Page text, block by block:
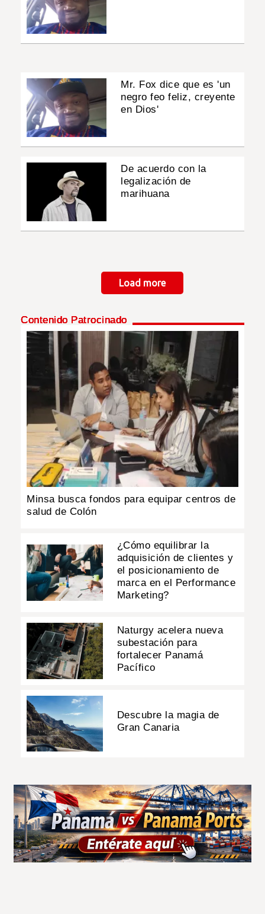
Mr. Fox dice que es 'un
negro feo feliz, creyente
en Dios'
De acuerdo con la
legalización de
marihuana
Load more
Contenido Patrocinado
Minsa busca fondos para equipar centros de
salud de Colón
¿Cómo equilibrar la
adquisición de clientes y
el posicionamiento de
marca en el Performance
Marketing?
Naturgy acelera nueva
subestación para
fortalecer Panamá
Pacífico
Descubre la magia de
Gran Canaria